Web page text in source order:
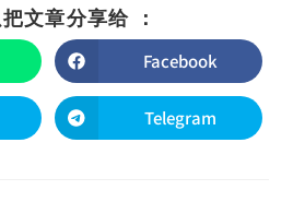
文章分享给 ：
Facebook
Telegram